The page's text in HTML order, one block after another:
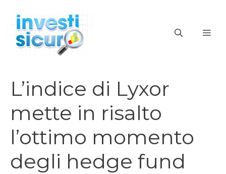
contenuto
L’indice di Lyxor
mette in risalto
l’ottimo momento
degli hedge fund